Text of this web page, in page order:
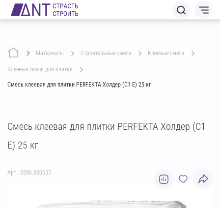
Материалы строительные смеси клеевые смеси
клеевые смеси для плитки
Смесь клеевая для плитки PERFEKTA Холдер (C1 E) 25 кг
Смесь клеевая для плитки PERFEKTA Холдер (C1
E) 25 кг
Арт.: 0286.000655